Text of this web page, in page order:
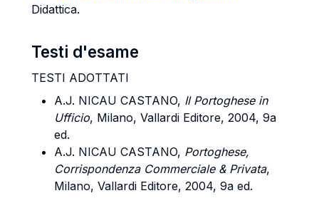
Didattica.
Testi d'esame
TESTI ADOTTATI
A.J. NICAU CASTANO, Il Portoghese in
Ufficio, Milano, Vallardi Editore, 2004, 9a
ed.
A.J. NICAU CASTANO, Portoghese,
Corrispondenza Commerciale & Privata,
Milano, Vallardi Editore, 2004, 9a ed.